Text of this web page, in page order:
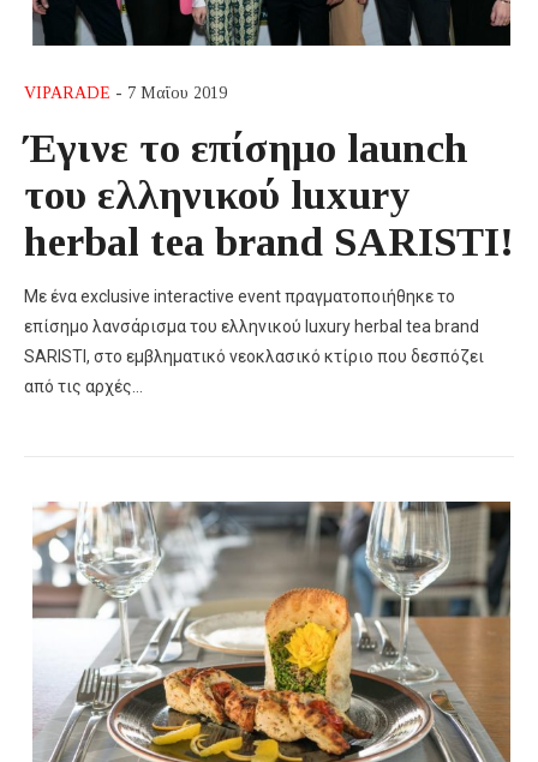
VIPARADE - 7 Μαΐου 2019
Έγινε το επίσημο launch
του ελληνικού luxury
herbal tea brand SARISTI!
Με ένα exclusive interactive event πραγματοποιήθηκε το
επίσημο λανσάρισμα του ελληνικού luxury herbal tea brand
SARISTI, στο εμβληματικό νεοκλασικό κτίριο που δεσπόζει
από τις αρχές…